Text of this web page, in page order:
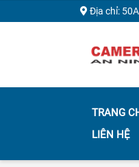
Địa chỉ:
TRANG
LIÊN HỆ